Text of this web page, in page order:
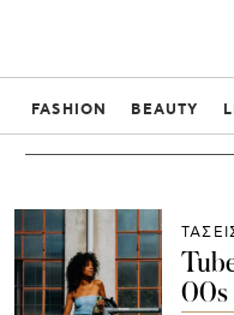
FASHION BEAUTY
00s